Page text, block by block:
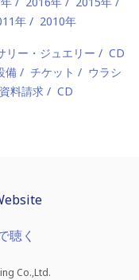
年 2010年
リー・ジュエリー
CD
備 チケット
ウラシ
資料請求 CD
聴く
Co.,Ltd.